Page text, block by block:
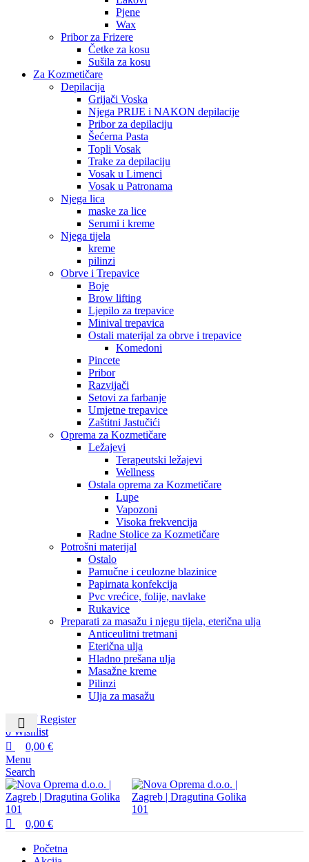
Pjene
Wax
Pribor za Frizere
Četke za kosu
Sušila za kosu
Za Kozmetičare
Depilacija
Grijači Voska
Njega PRIJE i NAKON depilacije
Pribor za depilaciju
Šećerna Pasta
Topli Vosak
Trake za depilaciju
Vosak u Limenci
Vosak u Patronama
Njega lica
maske za lice
Serumi i kreme
Njega tijela
kreme
pilinzi
Obrve i Trepavice
Boje
Brow lifting
Ljepilo za trepavice
Minival trepavica
Ostali materijal za obrve i trepavice
Komedoni
Pincete
Pribor
Razvijači
Setovi za farbanje
Umjetne trepavice
Zaštitni Jastučići
Oprema za Kozmetičare
Ležajevi
Terapeutski ležajevi
Wellness
Ostala oprema za Kozmetičare
Lupe
Vapozoni
Visoka frekvencija
Radne Stolice za Kozmetičare
Potrošni materijal
Ostalo
Pamučne i ceulozne blazinice
Papirnata konfekcija
Pvc vrećice, folije, navlake
Rukavice
Preparati za masažu i njegu tijela, eterična ulja
Anticeulitni tretmani
Eterična ulja
Hladno prešana ulja
Masažne kreme
Pilinzi
Ulja za masažu
Login / Register
0 Wishlist
0,00 €
Menu
Search
0,00 €
Početna